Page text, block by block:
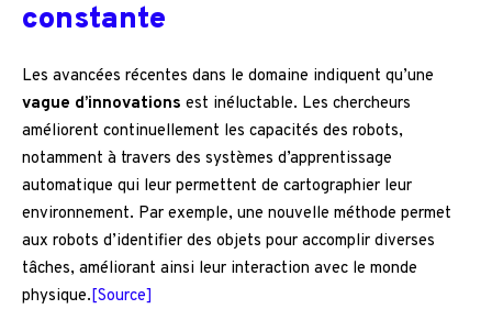
constante
Les avancées récentes dans le domaine indiquent qu’une
vague d’innovations est inéluctable. Les chercheurs
améliorent continuellement les capacités des robots,
notamment à travers des systèmes d’apprentissage
automatique qui leur permettent de cartographier leur
environnement. Par exemple, une nouvelle méthode permet
aux robots d’identifier des objets pour accomplir diverses
tâches, améliorant ainsi leur interaction avec le monde
physique. [Source]